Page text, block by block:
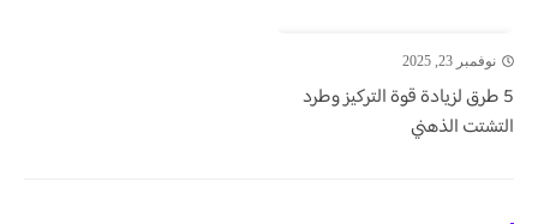
نوفمبر 23, 2025
5 طرق لزيادة قوة التركيز وطرد
التشتت الذهني